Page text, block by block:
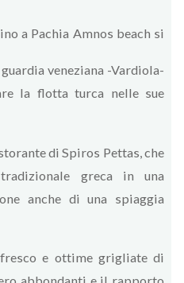
a Pachia Amnos beach si
veneziana -Vardiola-
la flotta turca nelle sue
di Spiros Pettas, che
greca in una
anche di una spiaggia
e ottime grigliate di